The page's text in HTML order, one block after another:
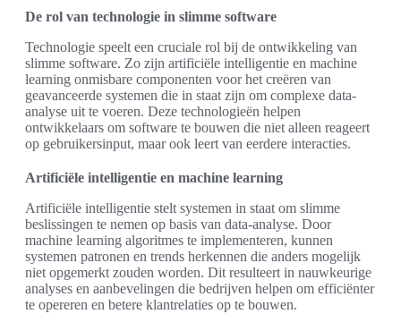
De rol van technologie in slimme software
Technologie speelt een cruciale rol bij de ontwikkeling van
slimme software. Zo zijn artificiële intelligentie en machine
learning onmisbare componenten voor het creëren van
geavanceerde systemen die in staat zijn om complexe data-
analyse uit te voeren. Deze technologieën helpen
ontwikkelaars om software te bouwen die niet alleen reageert
op gebruikersinput, maar ook leert van eerdere interacties.
Artificiële intelligentie en machine learning
Artificiële intelligentie stelt systemen in staat om slimme
beslissingen te nemen op basis van data-analyse. Door
machine learning algoritmes te implementeren, kunnen
systemen patronen en trends herkennen die anders mogelijk
niet opgemerkt zouden worden. Dit resulteert in nauwkeurige
analyses en aanbevelingen die bedrijven helpen om efficiënter
te opereren en betere klantrelaties op te bouwen.